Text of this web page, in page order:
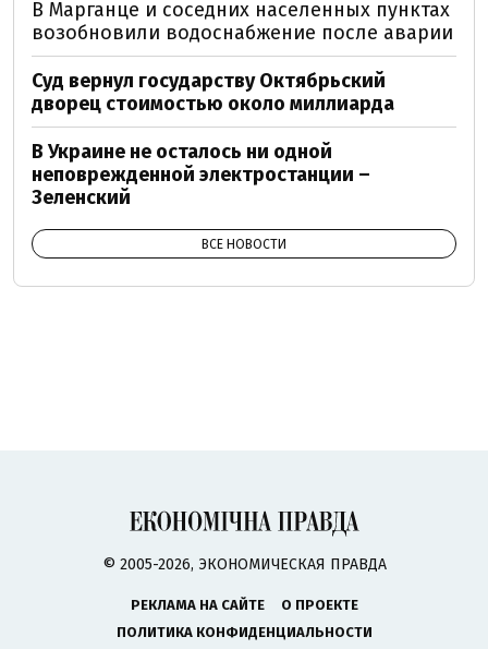
В Марганце и соседних населенных пунктах
возобновили водоснабжение после аварии
Суд вернул государству Октябрьский
дворец стоимостью около миллиарда
В Украине не осталось ни одной
неповрежденной электростанции –
Зеленский
ВСЕ НОВОСТИ
© 2005-2026, ЭКОНОМИЧЕСКАЯ ПРАВДА
РЕКЛАМА НА САЙТЕ
О ПРОЕКТЕ
ПОЛИТИКА КОНФИДЕНЦИАЛЬНОСТИ